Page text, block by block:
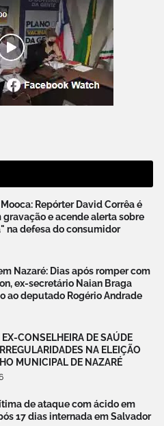
Repórter David Corrêa é
e acende alerta sobre
na defesa do consumidor
Nazaré: Dias após romper com
ex-secretário Naian Braga
ao deputado Rogério Andrade
EX-CONSELHEIRA DE SAÚDE
NA ELEIÇÃO
MUNICIPAL DE NAZARÉ
de ataque com ácido em
17 dias internada em Salvador